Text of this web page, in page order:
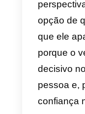
fácil
que a
a